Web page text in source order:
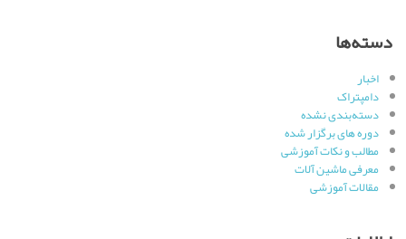
دسته‌ها
اخبار
دامپتراک
دسته‌بندی نشده
دوره های برگزار شده
مطالب و نکات آموزشی
معرفی ماشین آلات
مقالات آموزشی